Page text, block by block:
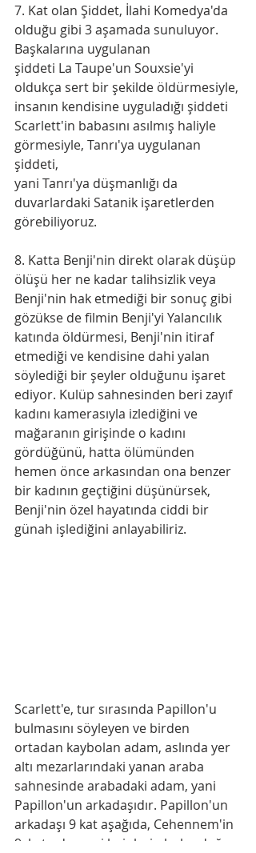
7. Kat olan Şiddet, İlahi Komedya'da
olduğu gibi 3 aşamada sunuluyor.
Başkalarına uygulanan
şiddeti La Taupe'un Souxsie'yi
oldukça sert bir şekilde öldürmesiyle,
insanın kendisine uyguladığı şiddeti
Scarlett'in babasını asılmış haliyle
görmesiyle, Tanrı'ya uygulanan
şiddeti,
yani Tanrı'ya düşmanlığı da
duvarlardaki Satanik işaretlerden
görebiliyoruz.
8. Katta Benji'nin direkt olarak düşüp
ölüşü her ne kadar talihsizlik veya
Benji'nin hak etmediği bir sonuç gibi
gözükse de filmin Benji'yi Yalancılık
katında öldürmesi, Benji'nin itiraf
etmediği ve kendisine dahi yalan
söylediği bir şeyler olduğunu işaret
ediyor. Kulüp sahnesinden beri zayıf
kadını kamerasıyla izlediğini ve
mağaranın girişinde o kadını
gördüğünü, hatta ölümünden
hemen önce arkasından ona benzer
bir kadının geçtiğini düşünürsek,
Benji'nin özel hayatında ciddi bir
günah işlediğini anlayabiliriz.
Scarlett'e, tur sırasında Papillon'u
bulmasını söyleyen ve birden
ortadan kaybolan adam, aslında yer
altı mezarlarındaki yanan araba
sahnesinde arabadaki adam, yani
Papillon'un arkadaşıdır. Papillon'un
arkadaşı 9 kat aşağıda, Cehennem'in
9. katında, yani hainlerin bulunduğu